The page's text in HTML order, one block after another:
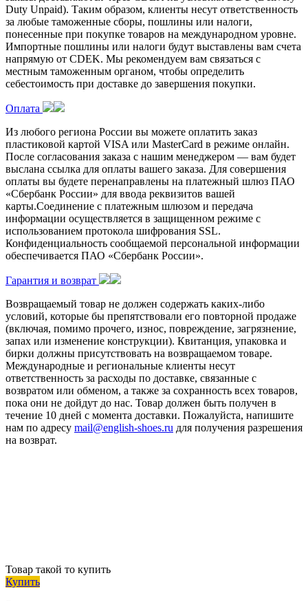
Duty Unpaid). Таким образом, клиенты несут ответственность
за любые таможенные сборы, пошлины или налоги,
понесенные при покупке товаров на международном уровне.
Импортные пошлины или налоги будут выставлены вам счета
напрямую от CDEK. Мы рекомендуем вам связаться с
местным таможенным органом, чтобы определить
себестоимость при доставке до завершения покупки.
Оплата
Из любого региона России вы можете оплатить заказ
пластиковой картой VISA или MasterCard в режиме онлайн.
После согласования заказа с нашим менеджером — вам будет
выслана ссылка для оплаты вашего заказа. Для совершения
оплаты вы будете перенаправлены на платежный шлюз ПАО
«Сбербанк России» для ввода реквизитов вашей
карты.Соединение с платежным шлюзом и передача
информации осуществляется в защищенном режиме с
использованием протокола шифрования SSL.
Конфиденциальность сообщаемой персональной информации
обеспечивается ПАО «Сбербанк России».
Гарантия и возврат
Возвращаемый товар не должен содержать каких-либо
условий, которые бы препятствовали его повторной продаже
(включая, помимо прочего, износ, повреждение, загрязнение,
запах или изменение конструкции). Квитанция, упаковка и
бирки должны присутствовать на возвращаемом товаре.
Международные и региональные клиенты несут
ответственность за расходы по доставке, связанные с
возвратом или обменом, а также за сохранность всех товаров,
пока они не дойдут до нас. Товар должен быть получен в
течение 10 дней с момента доставки. Пожалуйста, напишите
нам по адресу mail@english-shoes.ru для получения разрешения
на возврат.
Товар такой то купить
Купить